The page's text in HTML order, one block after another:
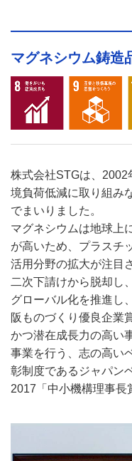
マグネシウム鋳造
株式会社STGは、2002
境負荷低減に取り組み
でまいりました。
マグネシウムは地球上
が高いため、プラスチ
活用分野の拡大が注目
二次下請けから脱却し
グローバル化を推進し
阪ものづくり優良企業
かつ潜在成長力の高い
事業を行う、志の高い
彰制度であるジャパン
2017「中小機構理事長